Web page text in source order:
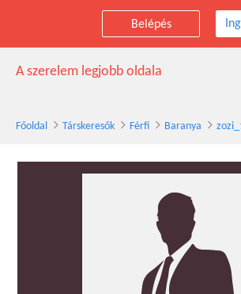
Belépés
zozi_18 társkereső férfi, 43
A szerelem legjobb oldala
Főoldal Társkeresők Férfi Baranya